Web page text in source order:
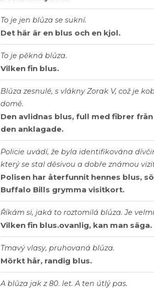
To je jen blůza se sukní.
Det här är en blus och en kjol.
To je pěkná blůza.
Vilken fin blus.
Blůza zesnulé, s vlákny Zorak V, což je
domě.
Den avlidnas blus, full med fibrer
den anklagade.
Policie uvádí, že byla identifikována
který se stal děsivou a dobře známou
Polisen har återfunnit hennes blus,
Buffalo Bills grymma visitkort.
Říkám si, jaká to roztomilá blůza. Je
Vilken fin blus.ovanlig, kan man säga.
Tmavý vlasy, pruhovaná blůza.
Mörkt hår, randig blus.
A blůza jak z 80. let. A ten útlý pas.